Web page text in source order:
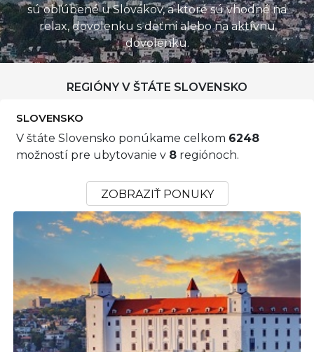
sú obľúbené u Slovákov, a ktoré sú vhodné na
relax, dovolenku s deťmi alebo na aktívnu
dovolenku.
REGIÓNY V ŠTÁTE SLOVENSKO
SLOVENSKO
V štáte Slovensko ponúkame celkom 6248
možností pre ubytovanie v 8 regiónoch.
ZOBRAZIŤ PONUKY